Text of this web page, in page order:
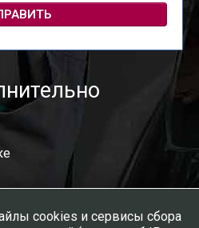
cookies и сервисы сбора